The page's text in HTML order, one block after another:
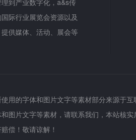
到产业数字化，a&s传
际行业展览会资源以及
供媒体、活动、展会等
用的字体和图片文字等素材部分来源于
图片文字等素材，请联系我们，本站核
偿！敬请谅解！